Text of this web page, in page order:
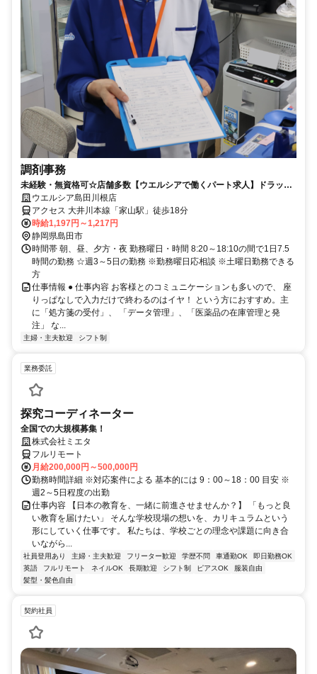
調剤事務
未経験・無資格可☆店舗多数【ウエルシアで働くパート求人】ドラッグ
ストアの調剤事務
ウエルシア島田川根店
アクセス 大井川本線「家山駅」徒歩18分
時給1,197円～1,217円
静岡県島田市
時間帯 朝、昼、夕方・夜 勤務曜日・時間 8:20～18:10の間で1日7.5
時間の勤務 ☆週3～5日の勤務 ※勤務曜日応相談 ※土曜日勤務できる
方
仕事情報 ● 仕事内容 お客様とのコミュニケーションも多いので、 座
りっぱなしで入力だけで終わるのはイヤ！ という方におすすめ。主
に「処方箋の受付」、 「データ管理」、「医薬品の在庫管理と発
注」 な...
主婦・主夫歓迎 シフト制
業務委託
探究コーディネーター
全国での大規模募集！
株式会社ミエタ
フルリモート
月給200,000円～500,000円
勤務時間詳細 ※対応案件による 基本的には 9：00～18：00 目安 ※
週2～5日程度の出勤
仕事内容 【日本の教育を、一緒に前進させませんか？】 「もっと良
い教育を届けたい」 そんな学校現場の想いを、カリキュラムという
形にしていく仕事です。 私たちは、学校ごとの理念や課題に向き合
いながら...
社員登用あり 主婦・主夫歓迎 フリーター歓迎 学歴不問 車通勤OK
即日勤務OK
英語
フルリモート ネイルOK 長期歓迎 シフト制 ピアスOK
服装自由
髪型・髪色自由
契約社員